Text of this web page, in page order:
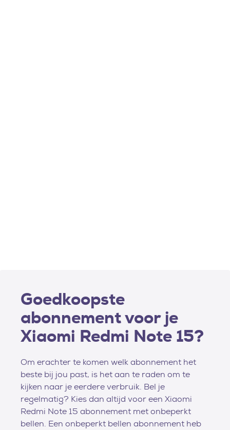
Goedkoopste
abonnement voor je
Xiaomi Redmi Note 15?
Om erachter te komen welk abonnement het
beste bij jou past, is het aan te raden om te
kijken naar je eerdere verbruik. Bel je
regelmatig? Kies dan altijd voor een Xiaomi
Redmi Note 15 abonnement met onbeperkt
bellen. Een onbeperkt bellen abonnement heb